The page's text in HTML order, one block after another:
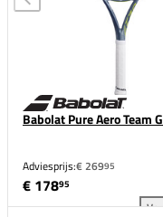
Babolat Pure Aero Team
Adviesprijs:€ 26995
€ 17895